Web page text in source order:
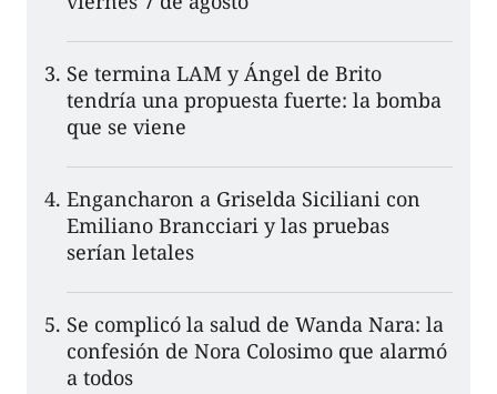
Se termina LAM y Ángel de Brito
tendría una propuesta fuerte: la bomba
que se viene
Engancharon a Griselda Siciliani con
Emiliano Brancciari y las pruebas
serían letales
Se complicó la salud de Wanda Nara: la
confesión de Nora Colosimo que alarmó
a todos